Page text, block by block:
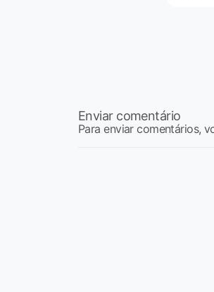
Enviar comentário
Para enviar comentários,